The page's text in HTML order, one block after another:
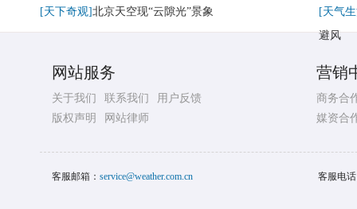
[天下奇观]北京天空现“云隙光”景象
[天气
避风
网站服务
关于我们 联系我们
用户反馈
版权声明
网站律师
营销
商务合
媒资合
客服邮箱： service@weather.com.cn 客服电